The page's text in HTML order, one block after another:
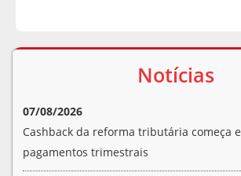
Notícias
07/08/2026
Cashback da reforma tributária começa
pagamentos trimestrais